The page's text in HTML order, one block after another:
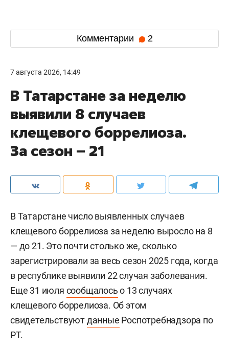
Комментарии 2
7 августа 2026, 14:49
В Татарстане за неделю
выявили 8 случаев
клещевого боррелиоза.
За сезон – 21
В Татарстане число выявленных случаев
клещевого боррелиоза за неделю выросло на 8
— до 21. Это почти столько же, сколько
зарегистрировали за весь сезон 2025 года, когда
в республике выявили 22 случая заболевания.
Еще 31 июля сообщалосьо 13 случаях
клещевого боррелиоза. Об этом
свидетельствуютданные Роспотребнадзора по
РТ.